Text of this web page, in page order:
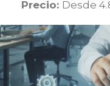
Precio: Desde